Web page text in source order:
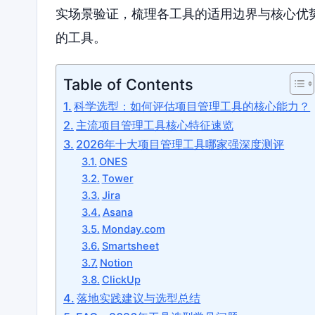
实场景验证，梳理各工具的适用边界与核心
的工具。
Table of Contents
科学选型：如何评估项目管理工具的核心能力？
主流项目管理工具核心特征速览
2026年十大项目管理工具哪家强深度测评
ONES
Tower
Jira
Asana
Monday.com
Smartsheet
Notion
ClickUp
落地实践建议与选型总结